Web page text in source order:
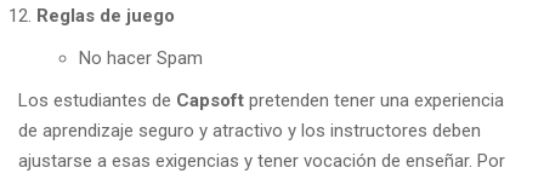
Reglas de juego
No hacer Spam
Los estudiantes de Capsoft pretenden tener una experiencia
de aprendizaje seguro y atractivo y los instructores deben
ajustarse a esas exigencias y tener vocación de enseñar. Por